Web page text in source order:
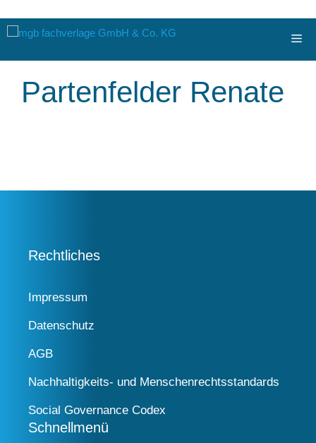
Zum
springen
Partenfelder Renate
Rechtliches
Impressum
Datenschutz
AGB
Nachhaltigkeits- und Menschenrechtsstandards
Social Governance Codex
Schnellmenü